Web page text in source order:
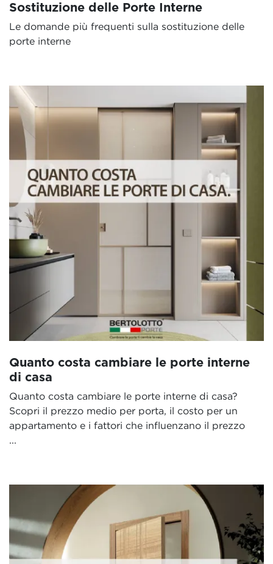
Sostituzione delle Porte Interne
Le domande più frequenti sulla sostituzione delle
porte interne
Quanto costa cambiare le porte interne
di casa
Quanto costa cambiare le porte interne di casa?
Scopri il prezzo medio per porta, il costo per un
appartamento e i fattori che influenzano il prezzo
...